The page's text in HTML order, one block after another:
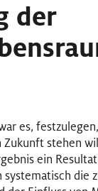
der
es,
stehen
ein
systematisch die